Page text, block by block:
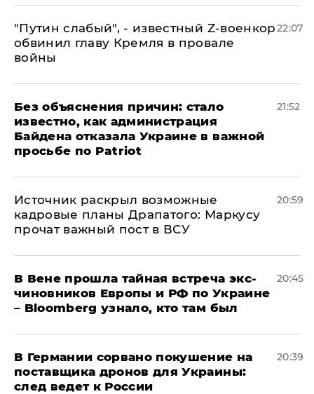
​"Путин слабый", - известный Z-военкор
обвинил главу Кремля в провале
войны
22:07
Без объяснения причин: стало
известно, как администрация
Байдена отказала Украине в важной
просьбе по Patriot
21:52
​Источник раскрыл возможные
кадровые планы Драпатого: Маркусу
прочат важный пост в ВСУ
20:59
В Вене прошла тайная встреча экс-
чиновников Европы и РФ по Украине
– Bloomberg узнало, кто там был
20:45
​В Германии сорвано покушение на
поставщика дронов для Украины:
след ведет к России
20:39